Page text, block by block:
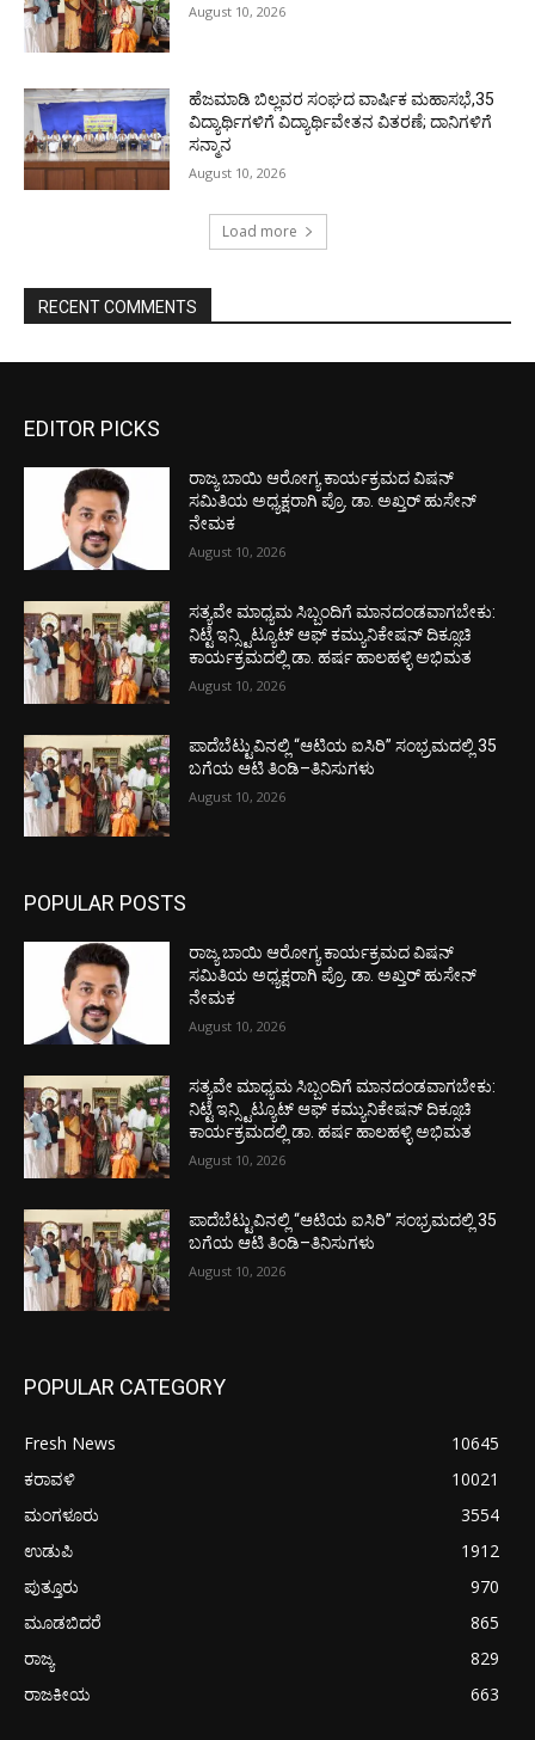
August 10, 2026
ಹೆಜಮಾಡಿ ಬಿಲ್ಲವರ ಸಂಘದ ವಾರ್ಷಿಕ ಮಹಾಸಭೆ,35
ವಿದ್ಯಾರ್ಥಿಗಳಿಗೆ ವಿದ್ಯಾರ್ಥಿವೇತನ ವಿತರಣೆ; ದಾನಿಗಳಿಗೆ
ಸನ್ಮಾನ
August 10, 2026
Load more
RECENT COMMENTS
EDITOR PICKS
ರಾಜ್ಯ ಬಾಯಿ ಆರೋಗ್ಯ ಕಾರ್ಯಕ್ರಮದ ವಿಷನ್
ಸಮಿತಿಯ ಅಧ್ಯಕ್ಷರಾಗಿ ಪ್ರೊ. ಡಾ. ಅಖ್ತರ್ ಹುಸೇನ್
ನೇಮಕ
August 10, 2026
ಸತ್ಯವೇ ಮಾಧ್ಯಮ ಸಿಬ್ಬಂದಿಗೆ ಮಾನದಂಡವಾಗಬೇಕು:
ನಿಟ್ಟೆ ಇನ್ಸ್ಟಿಟ್ಯೂಟ್ ಆಫ್ ಕಮ್ಯುನಿಕೇಷನ್ ದಿಕ್ಸೂಚಿ
ಕಾರ್ಯಕ್ರಮದಲ್ಲಿ ಡಾ. ಹರ್ಷ ಹಾಲಹಳ್ಳಿ ಅಭಿಮತ
August 10, 2026
ಪಾದೆಬೆಟ್ಟುವಿನಲ್ಲಿ “ಆಟಿಯ ಐಸಿರಿ’’ ಸಂಭ್ರಮದಲ್ಲಿ 35
ಬಗೆಯ ಆಟಿ ತಿಂಡಿ–ತಿನಿಸುಗಳು
August 10, 2026
POPULAR POSTS
ರಾಜ್ಯ ಬಾಯಿ ಆರೋಗ್ಯ ಕಾರ್ಯಕ್ರಮದ ವಿಷನ್
ಸಮಿತಿಯ ಅಧ್ಯಕ್ಷರಾಗಿ ಪ್ರೊ. ಡಾ. ಅಖ್ತರ್ ಹುಸೇನ್
ನೇಮಕ
August 10, 2026
ಸತ್ಯವೇ ಮಾಧ್ಯಮ ಸಿಬ್ಬಂದಿಗೆ ಮಾನದಂಡವಾಗಬೇಕು:
ನಿಟ್ಟೆ ಇನ್ಸ್ಟಿಟ್ಯೂಟ್ ಆಫ್ ಕಮ್ಯುನಿಕೇಷನ್ ದಿಕ್ಸೂಚಿ
ಕಾರ್ಯಕ್ರಮದಲ್ಲಿ ಡಾ. ಹರ್ಷ ಹಾಲಹಳ್ಳಿ ಅಭಿಮತ
August 10, 2026
ಪಾದೆಬೆಟ್ಟುವಿನಲ್ಲಿ “ಆಟಿಯ ಐಸಿರಿ’’ ಸಂಭ್ರಮದಲ್ಲಿ 35
ಬಗೆಯ ಆಟಿ ತಿಂಡಿ–ತಿನಿಸುಗಳು
August 10, 2026
POPULAR CATEGORY
Fresh News
10645
ಕರಾವಳಿ
10021
ಮಂಗಳೂರು
3554
ಉಡುಪಿ
1912
ಪುತ್ತೂರು
970
ಮೂಡಬಿದರೆ
865
ರಾಜ್ಯ
829
ರಾಜಕೀಯ
663